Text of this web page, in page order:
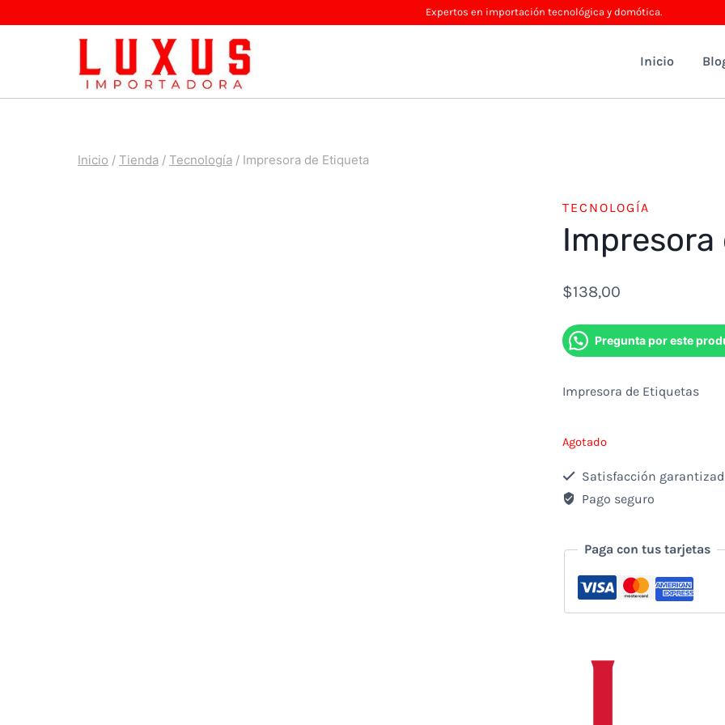
Expertos en importación tecnológica y domótica.
Inicio
Inicio / Tienda / Tecnología / Impresora de Etiqueta
TECNOLOGÍA
$138,00
Pregunta por este
Impresora de Etiquetas
Agotado
Satisfacción
Pago seguro
Paga con tus tarjetas